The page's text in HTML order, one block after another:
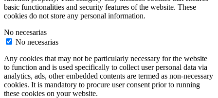
basic functionalities and security features of the website. These
cookies do not store any personal information.
No necesarias
No necesarias
Any cookies that may not be particularly necessary for the website
to function and is used specifically to collect user personal data via
analytics, ads, other embedded contents are termed as non-necessary
cookies. It is mandatory to procure user consent prior to running
these cookies on your website.